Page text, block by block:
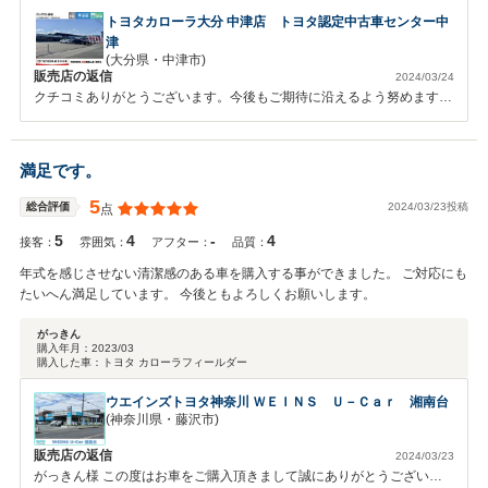
トヨタカローラ大分 中津店 トヨタ認定中古車センター中
津
(大分県・中津市)
販売店の返信
2024/03/24
クチコミありがとうございます。今後もご期待に沿えるよう努めますの
満足です。
総合評価 5点 2024/03/23投稿
接客：5 雰囲気：4 アフター：- 品質：4
年式を感じさせない清潔感のある車を購入する事ができました。 ご対応にも
たいへん満足しています。 今後ともよろしくお願いします。
がっきん
購入年月： 2023/03
購入した車：
トヨタ カローラフィールダー
ウエインズトヨタ神奈川 ＷＥＩＮＳ Ｕ－Ｃａｒ 湘南台
(神奈川県・藤沢市)
販売店の返信 2024/03/23
がっきん様 この度はお車をご購入頂きまして誠にありがとうございま